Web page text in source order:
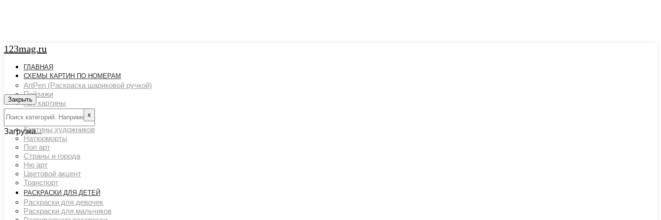
123mag.ru
ГЛАВНАЯ
СХЕМЫ КАРТИН ПО НОМЕРАМ
ArtPen (Раскраска шариковой ручкой)
Пейзажи
Арт картины
Животный мир
Люди
Картины художников
Натюрморты
Поп арт
Страны и города
Ню арт
Цветовой акцент
Транспорт
РАСКРАСКИ ДЛЯ ДЕТЕЙ
Раскраски для девочек
Раскраски для мальчиков
Закрыть
х
Загрузка...